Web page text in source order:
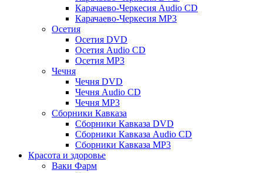
Карачаево-Черкесия Audio CD
Карачаево-Черкесия MP3
Осетия
Осетия DVD
Осетия Audio CD
Осетия MP3
Чечня
Чечня DVD
Чечня Audio CD
Чечня MP3
Сборники Кавказа
Сборники Кавказа DVD
Сборники Кавказа Audio CD
Сборники Кавказа MP3
Красота и здоровье
Ваки Фарм